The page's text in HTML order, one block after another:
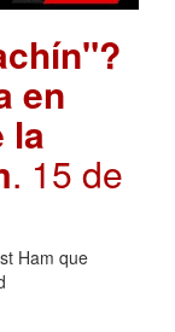
en
la
. 15 de
Ham que